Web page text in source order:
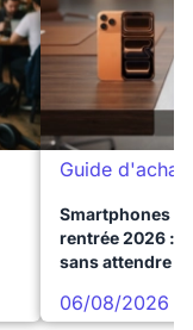
Guide d'achat
Smartphones
rentrée 2026 :
sans attendre
06/08/2026